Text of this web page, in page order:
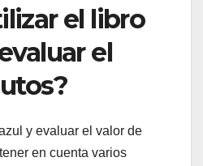
el libro
el
y evaluar el valor de
en cuenta varios